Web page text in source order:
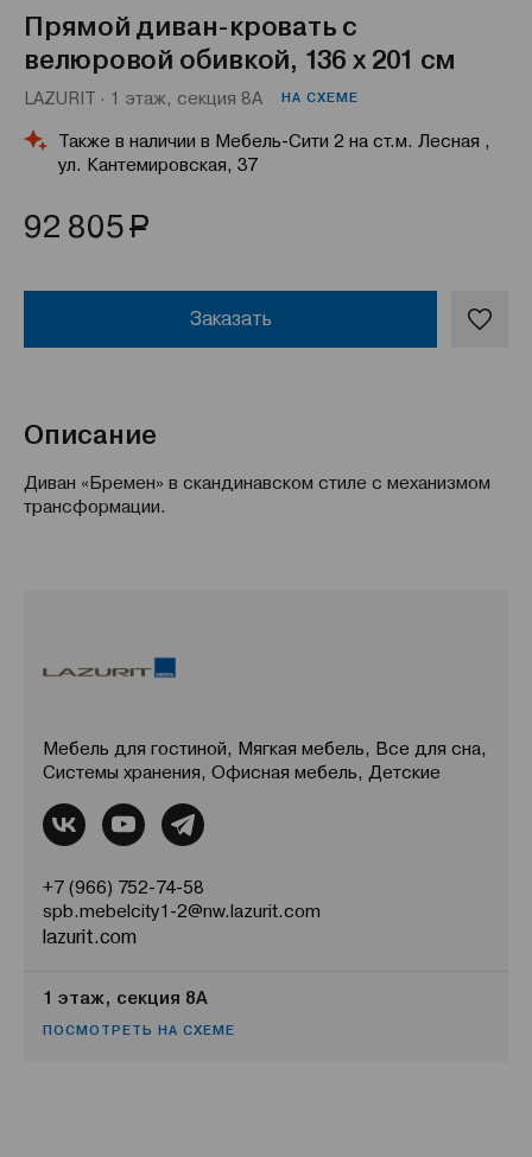
Прямой диван-кровать с
велюровой обивкой, 136 x 201 см
LAZURIT · 1 этаж, секция 8А НА СХЕМЕ
Также в наличии в Мебель-Сити 2 на ст.м. Лесная ,
ул. Кантемировская, 37
92 805Р
Заказать
Описание
Диван «Бремен» в скандинавском стиле с механизмом
трансформации.
Мебель для гостиной, Мягкая мебель, Все для сна,
Системы хранения, Офисная мебель, Детские
+7 (966) 752-74-58
spb.mebelcity1-2@nw.lazurit.com
lazurit.com
1 этаж, секция 8А
ПОСМОТРЕТЬ НА СХЕМЕ